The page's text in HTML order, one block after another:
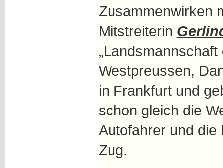
Zusammenwirken
Mitstreiterin
Westpreussen,
in Frankfurt und
schon gleich die
Autofahrer und die
Zug.